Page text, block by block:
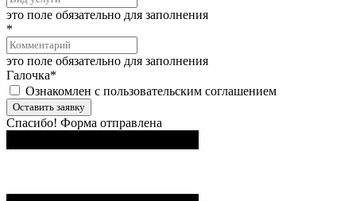
это поле обязательно для заполнения
*
это поле обязательно для заполнения
Галочка*
Ознакомлен с пользовательским соглашением
Оставить заявку
Спасибо! Форма отправлена